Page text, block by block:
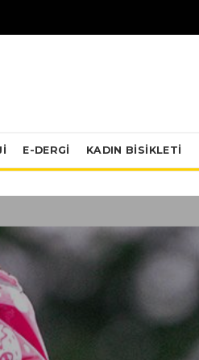
E-DERGİ KADIN BISIKLETI